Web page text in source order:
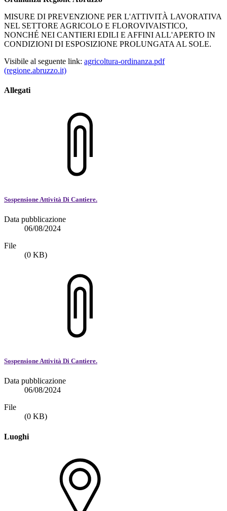
MISURE DI PREVENZIONE PER L'ATTIVITÀ LAVORATIVA
NEL SETTORE AGRICOLO E FLOROVIVAISTICO,
NONCHÉ NEI CANTIERI EDILI E AFFINI ALL'APERTO IN
CONDIZIONI DI ESPOSIZIONE PROLUNGATA AL SOLE.
Visibile al seguente link: agricoltura-ordinanza.pdf
(regione.abruzzo.it)
Allegati
Sospensione Attività Di Cantiere.
Data pubblicazione
06/08/2024
File
(0 KB)
Sospensione Attività Di Cantiere.
Data pubblicazione
06/08/2024
File
(0 KB)
Luoghi